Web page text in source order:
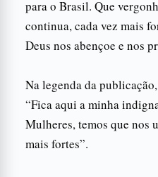
para o Brasil. Que
continua, cada vez mais
Deus nos abençoe e nos
Na legenda da
“Fica aqui a minha
Mulheres, temos que nos
mais fortes”.